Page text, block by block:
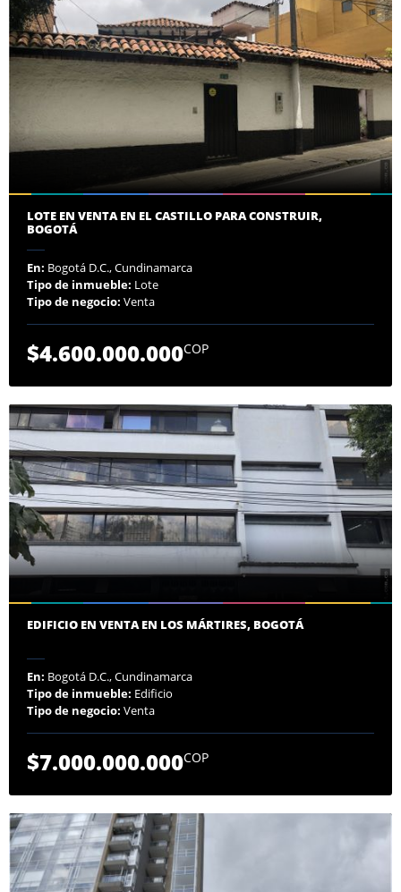
LOTE EN VENTA EN EL CASTILLO PARA CONSTRUIR,
BOGOTÁ
En: Bogotá D.C., Cundinamarca
Tipo de inmueble: Lote
Tipo de negocio: Venta
$4.600.000.000COP
EDIFICIO EN VENTA EN LOS MÁRTIRES, BOGOTÁ
En: Bogotá D.C., Cundinamarca
Tipo de inmueble: Edificio
Tipo de negocio: Venta
$7.000.000.000COP